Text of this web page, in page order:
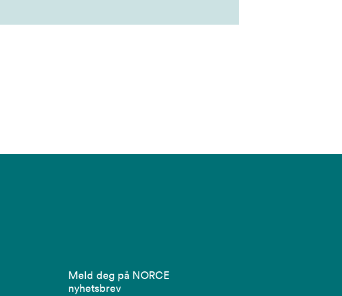
Meld deg på NORCE
nyhetsbrev